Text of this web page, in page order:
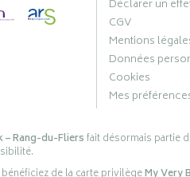
Déclarer un
CGV
Mentions
Données
Cookies
Mes
– Rang-du-Fliersfait désormais partie